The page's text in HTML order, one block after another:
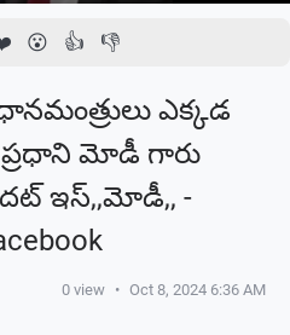
😮 👍 👎
ఎక్కడ
ప్రధాని మోడీ గారు
దట్ ఇస్,,మోడీ,, -
0 view • Oct 8, 2024 6:36 AM